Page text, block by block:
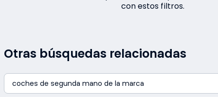
con estos filtros.
Otras búsquedas relacionadas
coches de segunda mano de la marca